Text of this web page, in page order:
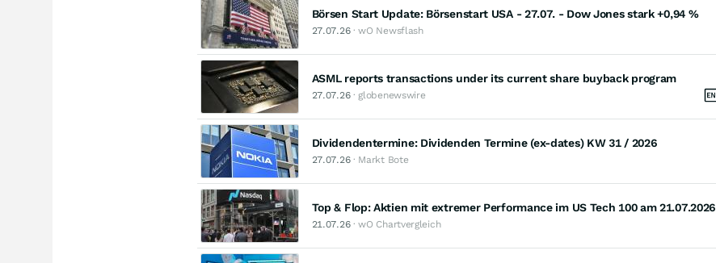
Börsen Start Update: Börsenstart USA - 27.07. - Dow Jones stark +0,94 %
27.07.26· wO Newsflash
ASML reports transactions under its current share buyback program
27.07.26· globenewswire
Dividendentermine: Dividenden Termine (ex-dates) KW 31 / 2026
27.07.26· Markt Bote
Top & Flop: Aktien mit extremer Performance im US Tech 100 am 21.07.2026
21.07.26· wO Chartvergleich